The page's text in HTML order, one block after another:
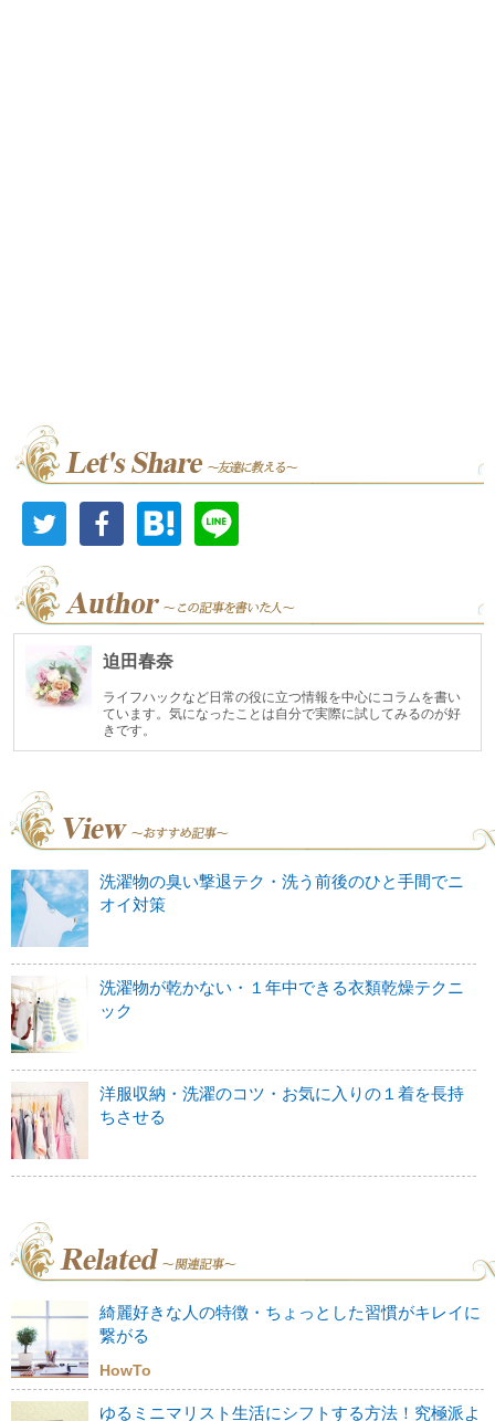
迫田春奈
ライフハックなど日常の役に立つ情報を中心にコラムを書い
ています。気になったことは自分で実際に試してみるのが好
きです。
洗濯物の臭い撃退テク・洗う前後のひと手間でニ
オイ対策
洗濯物が乾かない・１年中できる衣類乾燥テクニ
ック
洋服収納・洗濯のコツ・お気に入りの１着を長持
ちさせる
綺麗好きな人の特徴・ちょっとした習慣がキレイに
繋がる
HowTo
ゆるミニマリスト生活にシフトする方法！究極派よ